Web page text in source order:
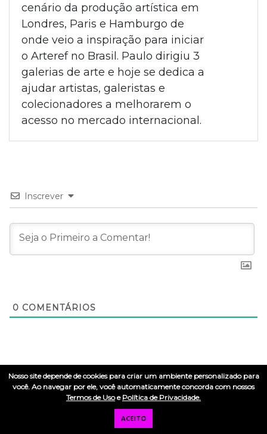
cenário da produção artística em
Londres, Paris e Hamburgo de
onde veio a inspiração para iniciar
o Arteref no Brasil. Paulo dirigiu 3
galerias de arte e hoje se dedica a
ajudar artistas, galeristas e
colecionadores a melhorarem o
acesso no mercado internacional.
Inscrever
0 COMENTÁRIOS
Nosso site depende de cookies para criar um ambiente personalizado para
você. Ao navegar por ele, você automaticamente concorda com nossos
Termos de Usoe Política de Privacidade.
ACEITO